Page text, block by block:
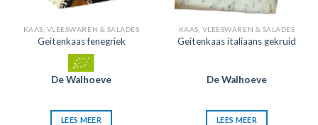
KAAS, VLEESWAREN & SALADES
Geitenkaas fenegriek
De Walhoeve
LEES MEER
KAAS, VLEESWAREN & SALADES
Geitenkaas italiaans gekruid
De Walhoeve
LEES MEER